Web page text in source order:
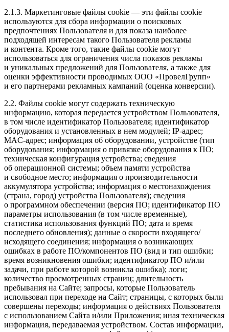
2.1.3. Маркетинговые файлы cookie — эти файлы cookie
используются для сбора информации о поисковых
предпочтениях Пользователя и для показа наиболее
подходящей интересам такого Пользователя рекламы
и контента. Кроме того, такие файлы cookie могут
использоваться для ограничения числа показов рекламы
и уникальных предложений для Пользователя, а также для
оценки эффективности проводимых ООО «ПровелГрупп»
и его партнерами рекламных кампаний (оценка конверсии).
2.2. Файлы cookie могут содержать техническую
информацию, которая передается устройством Пользователя,
в том числе идентификатор Пользователя; идентификатор
оборудования и установленных в нем модулей; IP-адрес;
MAC-адрес; информация об оборудовании, устройстве (тип
оборудования; информация о привязке оборудования к ПО;
техническая конфигурация устройства; сведения
об операционной системы; объем памяти устройства
и свободное место; информация о производительности
аккумулятора устройства; информация о местонахождения
(страна, город) устройства Пользователя); сведения
о программном обеспечении (версия ПО; идентификатор ПО
параметры использования (в том числе временные),
статистика использования функций ПО; дата и время
последнего обновления); данные о скорости входящего/
исходящего соединения; информация о возникающих
ошибках в работе ПО/компонентов ПО (вид и тип ошибки;
время возникновения ошибки; идентификатор ПО и/или
задачи, при работе которой возникла ошибка); логи;
количество просмотренных страниц; длительность
пребывания на Сайте; запросы, которые Пользователь
использовал при переходе на Сайт; страницы, с которых были
совершены переходы; информация о действиях Пользователя
с использованием Сайта и/или Приложения; иная техническая
информация, передаваемая устройством. Состав информации,